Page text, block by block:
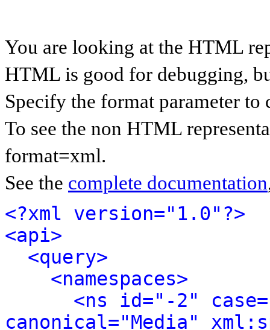
You are looking at the HTML
HTML is good for debugging,
Specify the format parameter to
To see the non HTML
format=xml.
See the complete documentation
<?xml version="1.0"?>
<api>
<query>
<namespaces>
<ns id="-2"
canonical="Media"